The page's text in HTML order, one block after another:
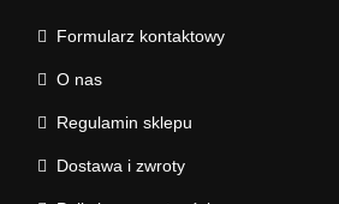
Formularz kontaktowy
O nas
Regulamin sklepu
Dostawa i zwroty